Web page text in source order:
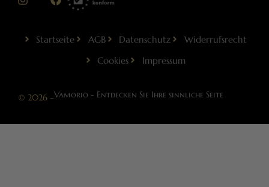
Startseite AGB Datenschutz
Widerrufsrecht
Cookies
Impressum
© 2026 –Vamorio - Entdecken Sie Ihre sinnliche Seite